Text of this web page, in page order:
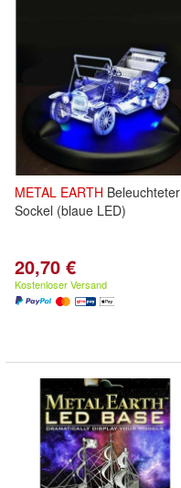
METAL EARTH Beleuchteter
Sockel (blaue LED)
20,70 €
Kostenloser Versand